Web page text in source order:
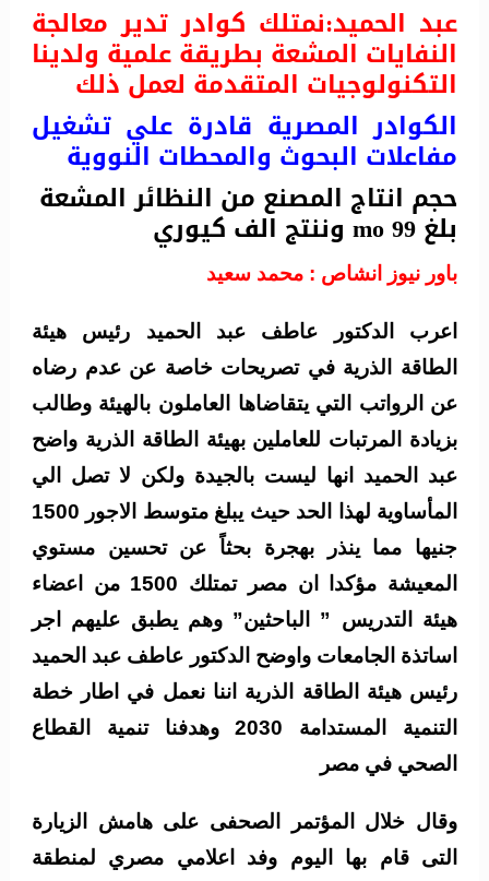
عبد الحميد:نمتلك كوادر تدير معالجة
النفايات المشعة بطريقة علمية ولدينا
التكنولوجيات المتقدمة لعمل ذلك
الكوادر المصرية قادرة علي تشغيل
مفاعلات البحوث والمحطات النووية
حجم انتاج المصنع من النظائر المشعة
بلغ mo 99 وننتج الف كيوري
باور نيوز انشاص : محمد سعيد
اعرب الدكتور عاطف عبد الحميد رئيس هيئة
الطاقة الذرية في تصريحات خاصة عن عدم رضاه
عن الرواتب التي يتقاضاها العاملون بالهيئة وطالب
بزيادة المرتبات للعاملين بهيئة الطاقة الذرية واضح
عبد الحميد انها ليست بالجيدة ولكن لا تصل الي
المأساوية لهذا الحد حيث يبلغ متوسط الاجور 1500
جنيها مما ينذر بهجرة بحثاً عن تحسين مستوي
المعيشة مؤكدا ان مصر تمتلك 1500 من اعضاء
هيئة التدريس ” الباحثين” وهم يطبق عليهم اجر
اساتذة الجامعات واوضح الدكتور عاطف عبد الحميد
رئيس هيئة الطاقة الذرية اننا نعمل في اطار خطة
التنمية المستدامة 2030 وهدفنا تنمية القطاع
الصحي في مصر
وقال خلال المؤتمر الصحفى على هامش الزيارة
التى قام بها اليوم وفد اعلامي مصري لمنطقة